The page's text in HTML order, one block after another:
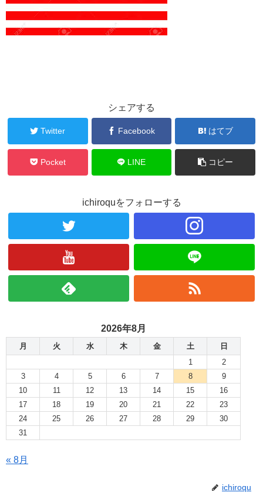
シェアする
Twitter Facebook はてブ
Pocket LINE コピー
ichiroquをフォローする
2026年8月
月 火 水 木 金 土
日
1
2
3
4 5 6 7 8
9
10
11 12 13 14 15
16
17
18 19 20 21 22
23
24
25 26 27 28 29
30
31
« 8月
ichiroqu